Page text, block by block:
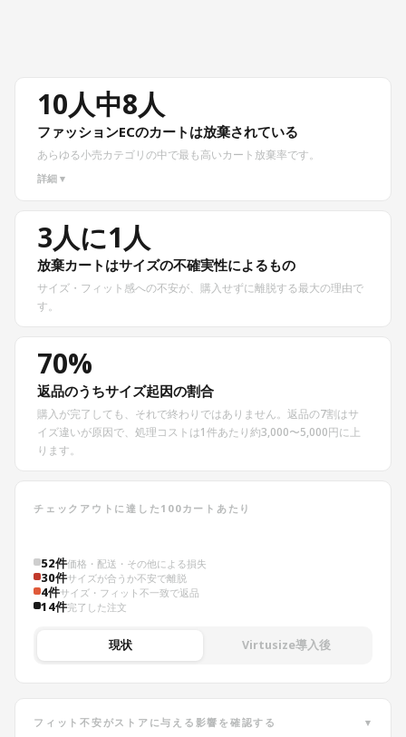
10人中8人
ファッションECのカートは放棄されている
あらゆる小売カテゴリの中で最も高いカート放棄率です。
詳細 ▾
3人に1人
放棄カートはサイズの不確実性によるもの
サイズ・フィット感への不安が、購入せずに離脱する最大の理由で
す。
70%
返品のうちサイズ起因の割合
購入が完了しても、それで終わりではありません。返品の7割はサ
イズ違いが原因で、処理コストは1件あたり約3,000〜5,000円に上
ります。
チェックアウトに達した100カートあたり
52件価格・配送・その他による損失
30件サイズが合うか不安で離脱
4件サイズ・フィット不一致で返品
14件完了した注文
現状 Virtusize導入後
フィット不安がストアに与える影響を確認する ▾